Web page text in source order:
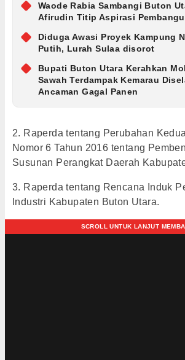
Waode Rabia Sambangi Buton
Afirudin Titip Aspirasi
Diduga Awasi Proyek Kampung
Putih, Lurah Sulaa disorot
Bupati Buton Utara Kerahkan
Sawah Terdampak Kemarau
Ancaman Gagal Panen
2. Raperda tentang Perubahan
Nomor 6 Tahun 2016 tentang
Susunan Perangkat Daerah
3. Raperda tentang Rencana Induk
Industri Kabupaten Buton Utara.